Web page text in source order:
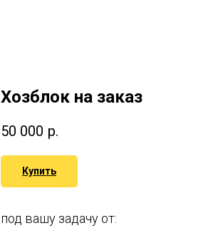
Хозблок на заказ
50 000 р.
Купить
под вашу задачу от: